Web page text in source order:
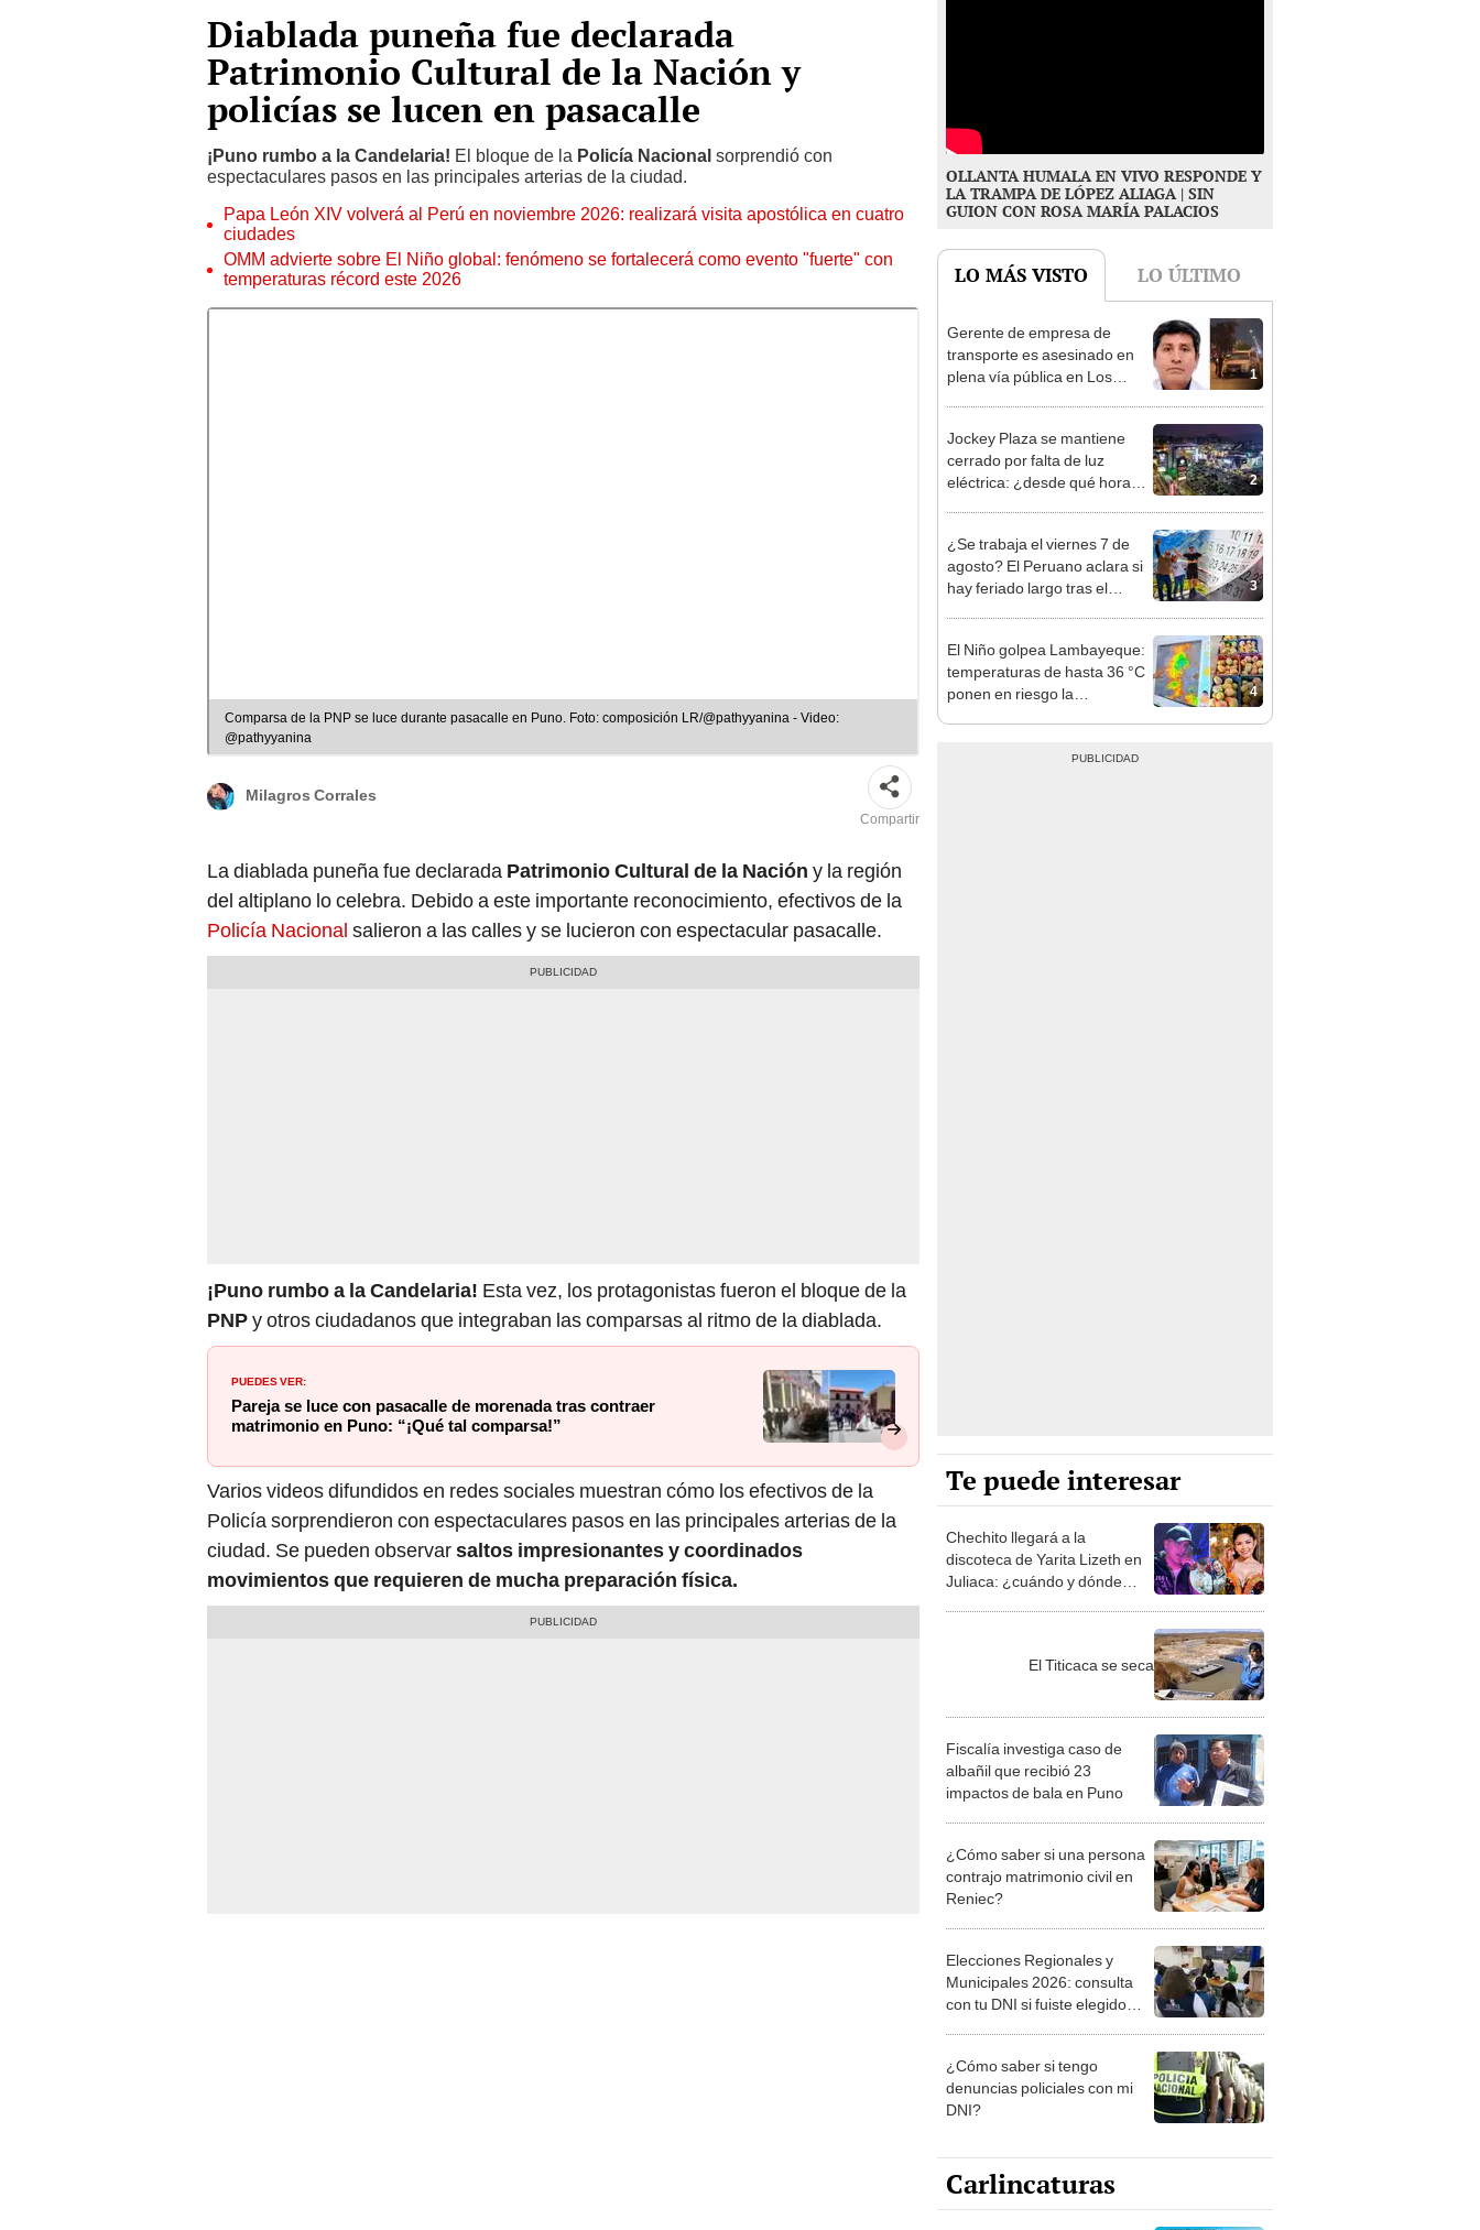
Diablada puneña fue declarada
Patrimonio Cultural de la Nación y
policías se lucen en pasacalle
¡Puno rumbo a la Candelaria! El bloque de la Policía Nacional sorprendió con
espectaculares pasos en las principales arterias de la ciudad.
Papa León XIV volverá al Perú en noviembre 2026: realizará visita apostólica en cuatro
ciudades
OMM advierte sobre El Niño global: fenómeno se fortalecerá como evento "fuerte" con
temperaturas récord este 2026
Comparsa de la PNP se luce durante pasacalle en Puno. Foto: composición LR/@pathyyanina - Video:
@pathyyanina
Milagros Corrales
Compartir
La diablada puneña fue declarada Patrimonio Cultural de la Nación y la región
del altiplano lo celebra. Debido a este importante reconocimiento, efectivos de la
Policía Nacional salieron a las calles y se lucieron con espectacular pasacalle.
¡Puno rumbo a la Candelaria! Esta vez, los protagonistas fueron el bloque de la
PNPy otros ciudadanos que integraban las comparsas al ritmo de la diablada.
PUEDES VER:
Pareja se luce con pasacalle de morenada tras contraer
matrimonio en Puno: “¡Qué tal comparsa!”
Varios videos difundidos en redes sociales muestran cómo los efectivos de la
Policía sorprendieron con espectaculares pasos en las principales arterias de la
ciudad. Se pueden observarsaltos impresionantes y coordinados
movimientos que requieren de mucha preparación física.
OLLANTA HUMALA EN VIVO RESPONDE Y
LA TRAMPA DE LÓPEZ ALIAGA | SIN
GUION CON ROSA MARÍA PALACIOS
LO MÁS VISTO LO ÚLTIMO
1
Gerente de empresa de
transporte es asesinado en
plena vía pública en Los
2
Jockey Plaza se mantiene
cerrado por falta de luz
eléctrica: ¿desde qué hora
3
¿Se trabaja el viernes 7 de
agosto? El Peruano aclara si
hay feriado largo tras el
4
El Niño golpea Lambayeque:
temperaturas de hasta 36 °C
ponen en riesgo la
Te puede interesar
Chechito llegará a la
discoteca de Yarita Lizeth en
Juliaca: ¿cuándo y dónde
El Titicaca se seca
Fiscalía investiga caso de
albañil que recibió 23
impactos de bala en Puno
¿Cómo saber si una persona
contrajo matrimonio civil en
Reniec?
Elecciones Regionales y
Municipales 2026: consulta
con tu DNI si fuiste elegido
la ONPE
¿Cómo saber si tengo
denuncias policiales con mi
DNI?
Carlincaturas